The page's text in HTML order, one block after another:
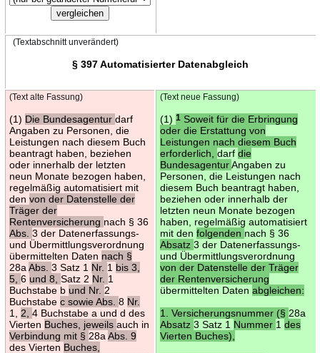
(Textabschnitt unverändert)
§ 397 Automatisierter Datenabgleich
(Text alte Fassung)
(1) Die Bundesagentur darf
Angaben zu Personen, die
Leistungen nach diesem Buch
beantragt haben, beziehen
oder innerhalb der letzten
neun Monate bezogen haben,
regelmäßig automatisiert mit
den von der Datenstelle der
Träger der
Rentenversicherung nach § 36
Abs. 3 der Datenerfassungs-
und Übermittlungsverordnung
übermittelten Daten nach §
28a Abs. 3 Satz 1 Nr. 1 bis 3,
5, 6 und 8, Satz 2 Nr. 1
Buchstabe b und Nr. 2
Buchstabe c sowie Abs. 8 Nr.
1, 2, 4 Buchstabe a und d des
Vierten Buches, jeweils auch in
Verbindung mit § 28a Abs. 9
des Vierten Buches,
(Text neue Fassung)
(1) 1Soweit für die Erbringung
oder die Erstattung von
Leistungen nach diesem Buch
erforderlich, darf die
BundesagenturAngaben zu
Personen, die Leistungen nach
diesem Buch beantragt haben,
beziehen oder innerhalb der
letzten neun Monate bezogen
haben, regelmäßig automatisiert
mit den folgenden nach § 36
Absatz 3 der Datenerfassungs-
und Übermittlungsverordnung
von der Datenstelle der Träger
der Rentenversicherung
übermittelten Daten abgleichen:
1. Versicherungsnummer (§ 28a
Absatz 3 Satz 1 Nummer 1 des
Vierten Buches),